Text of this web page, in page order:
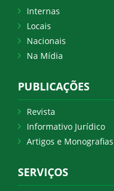
Internas
Locais
Nacionais
Na Mídia
PUBLICAÇÕES
Revista
Informativo Jurídico
Artigos e Monografias
SERVIÇOS